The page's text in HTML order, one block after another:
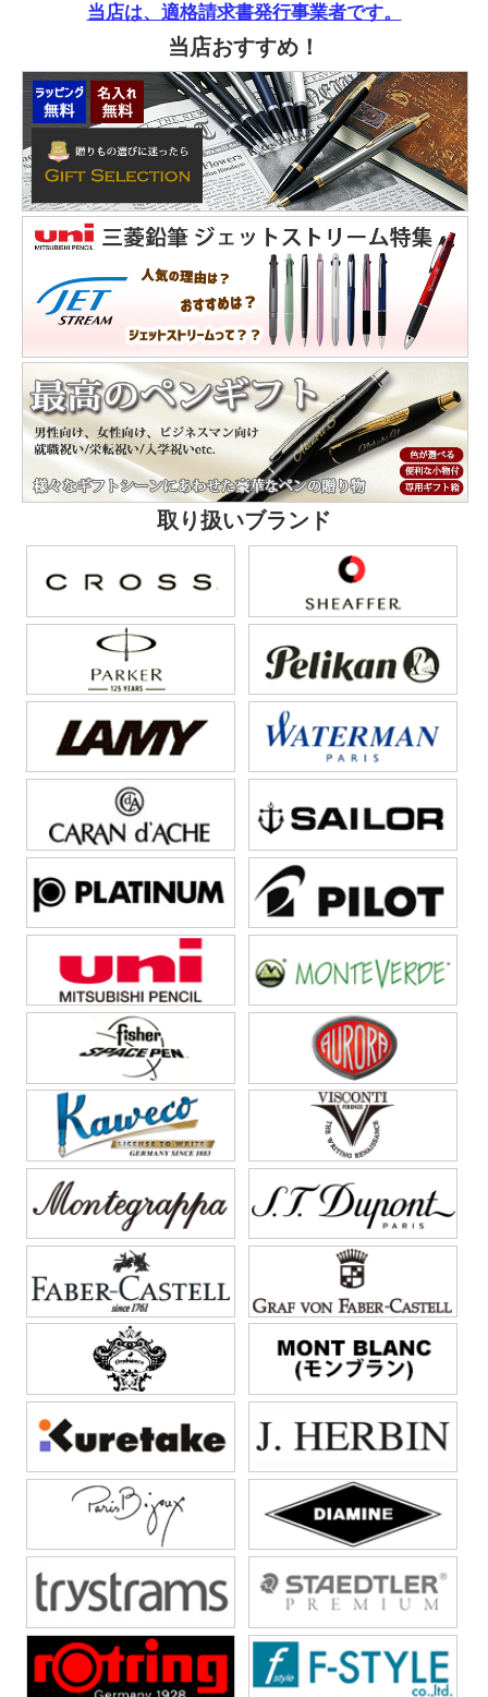
当店は、適格請求書発行事業者です。
当店おすすめ！
取り扱いブランド